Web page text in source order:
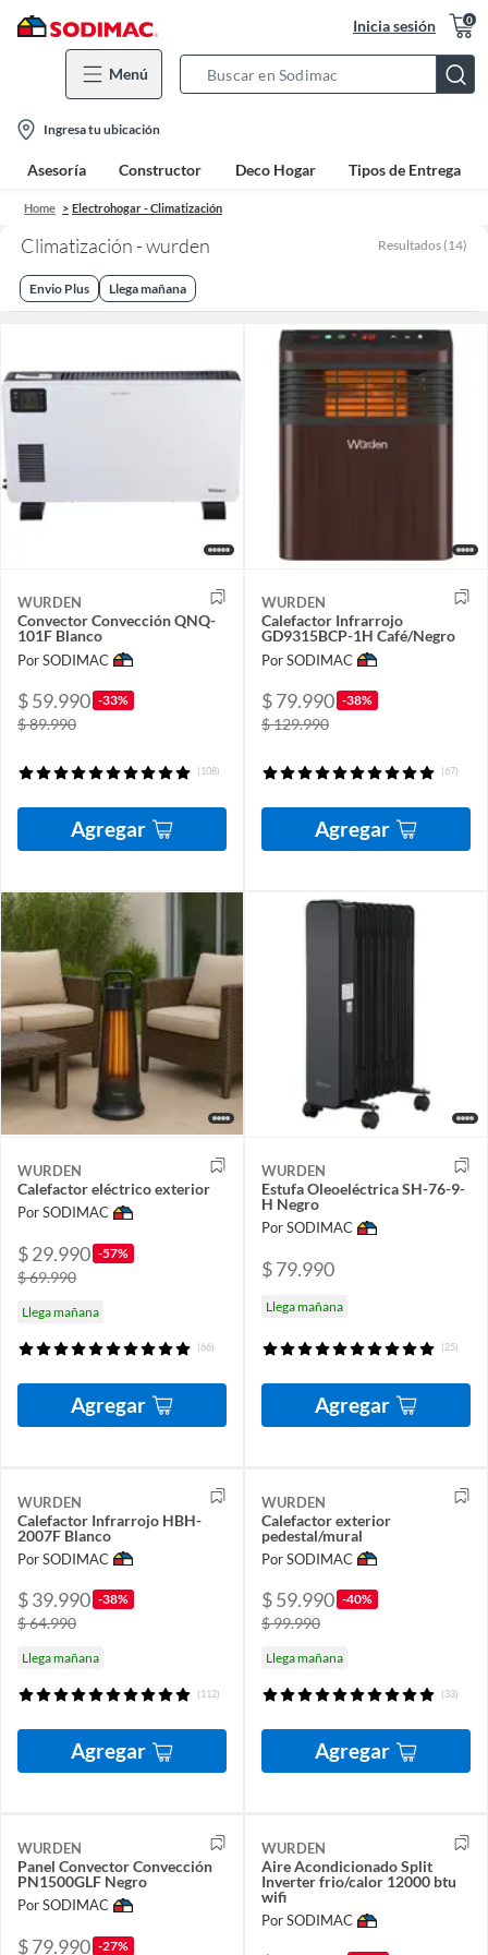
Inicia sesión 0
Menú
Bar
location-
icon
Ingresa tu ubicación
Asesoría Constructor Deco Hogar Tipos de Entrega
Home Electrohogar - Climatización
Climatización - wurden Resultados (14)
Envio Plus Llega mañana
WURDEN
Convector Convección QNQ-
101F Blanco
Por SODIMAC
$ 59.990 -33%
$ 89.990
(108)
Agregar
WURDEN
Calefactor Infrarrojo
GD9315BCP-1H Café/Negro
Por SODIMAC
$ 79.990 -38%
$ 129.990
(67)
Agregar
WURDEN
Calefactor eléctrico exterior
Por SODIMAC
$ 29.990 -57%
$ 69.990
Llega mañana
(66)
Agregar
WURDEN
Estufa Oleoeléctrica SH-76-9-
H Negro
Por SODIMAC
$ 79.990
Llega mañana
(25)
Agregar
WURDEN
Calefactor Infrarrojo HBH-
2007F Blanco
Por SODIMAC
$ 39.990 -38%
$ 64.990
Llega mañana
(112)
Agregar
WURDEN
Calefactor exterior
pedestal/mural
Por SODIMAC
$ 59.990 -40%
$ 99.990
Llega mañana
(33)
Agregar
WURDEN
Panel Convector Convección
PN1500GLF Negro
Por SODIMAC
$ 79.990 -27%
WURDEN
Aire Acondicionado Split
Inverter frio/calor 12000 btu
wifi
Por SODIMAC